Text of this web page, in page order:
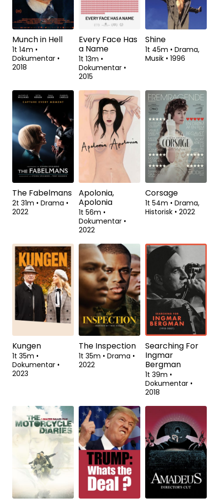
Munch in Hell
1t 14m •
Dokumentar •
2018
Every Face Has
a Name
1t 13m •
Dokumentar •
2015
Shine
1t 45m • Drama,
Musik • 1996
The Fabelmans
2t 31m • Drama •
2022
Apolonia,
Apolonia
1t 56m •
Dokumentar •
2022
Corsage
1t 54m • Drama,
Historisk • 2022
Kungen
1t 35m •
Dokumentar •
2023
The Inspection
1t 35m • Drama •
2022
Searching For
Ingmar
Bergman
1t 39m •
Dokumentar •
2018